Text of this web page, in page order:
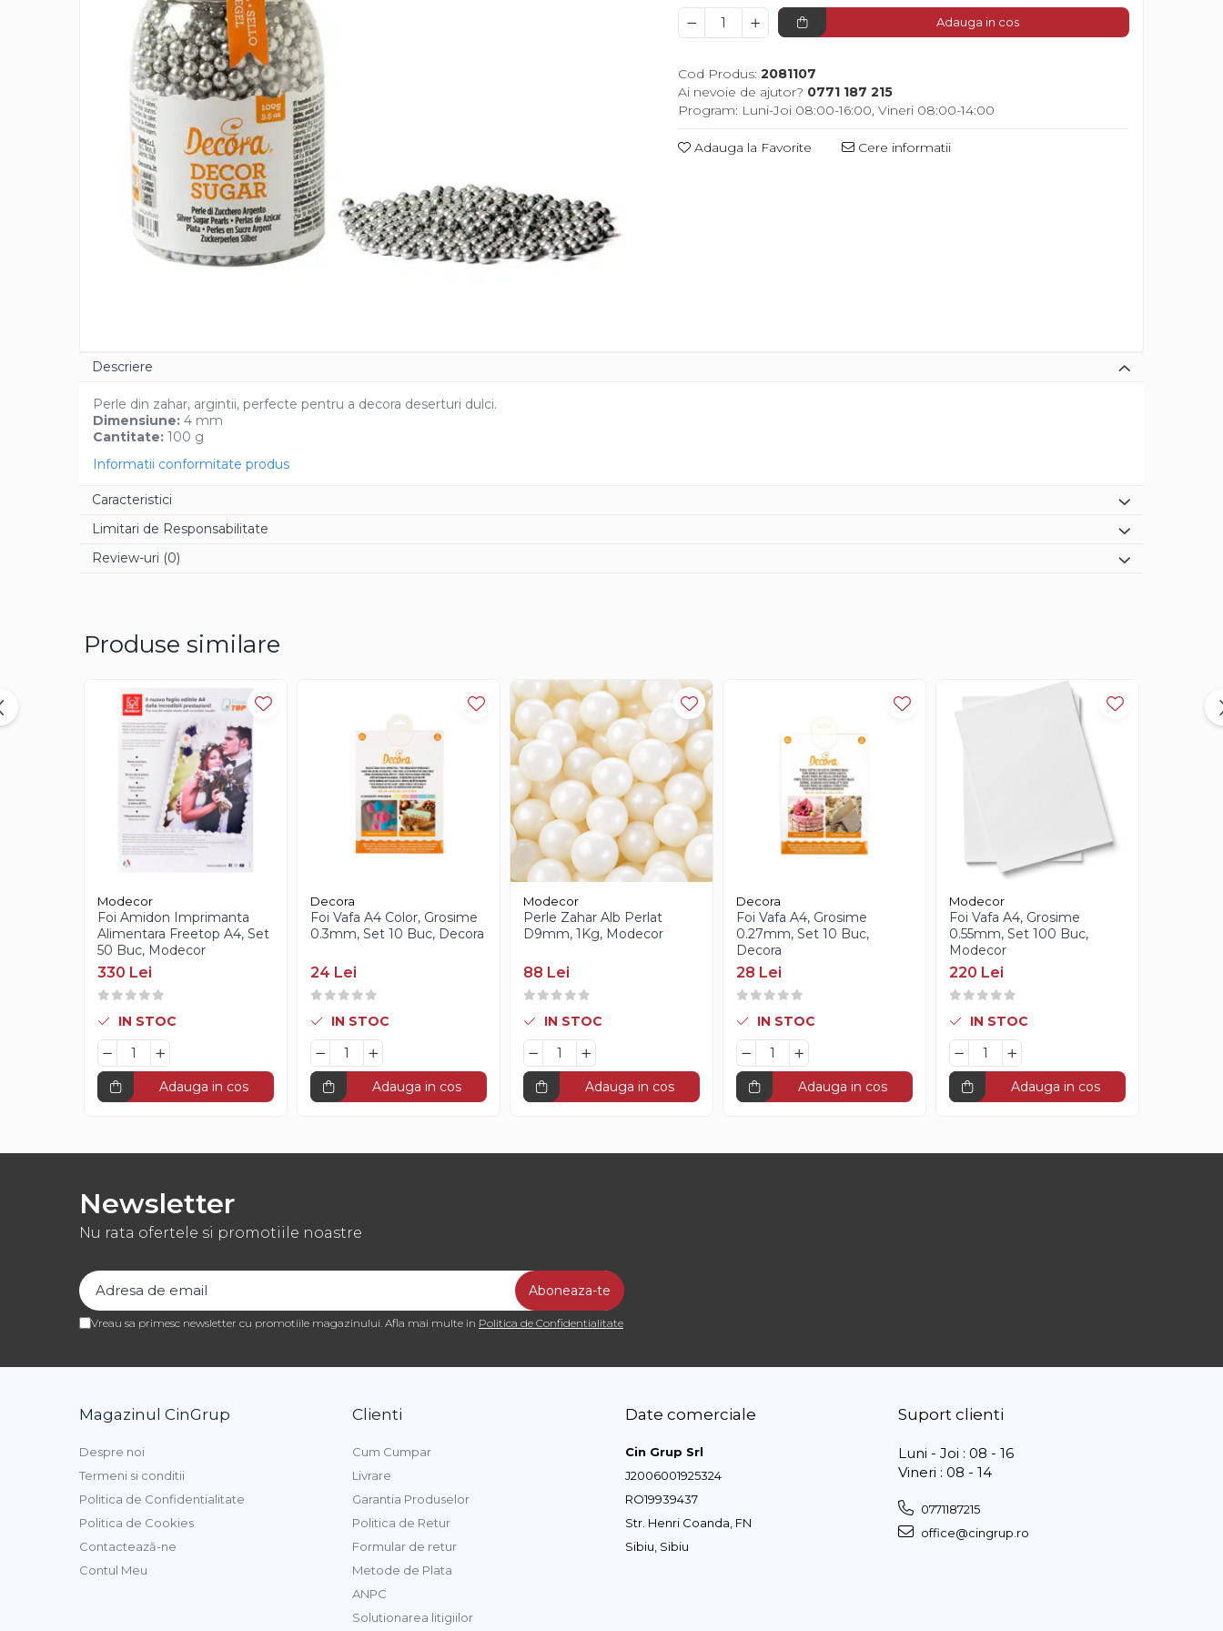
Cacao Barry Callebaut
Mixuri Pudra Crema Vanilie
Mixuri Pudra Cofetarie
Mixuri Pudra Inghetata
Mixuri Pudra Mousse
Aroma Vanilie
Crocant / Crumble
Lapte Condensat
Creme, Glazuri, Paste
Creme Umpluturi
Creme inainte Coacere
Creme dupa Coacere
Paste Aromatizante
Pasta de Fistic
Pasta de Vanilie
Pasta de Fructe
Paste Inghetata cu Lapte
Creme Tartinabile
Creme de Fructe
Umpluturi de Fructe
Pasta de Fistic
Pasta de Vanilie
Pasta de Fructe
Variegato Ciocolata
Variegato Fructe
Topping
Coji de Tarte
Panificatie
Adauga in cos
Cod Produs: 2081107
Ai nevoie de ajutor? 0771 187 215
Program: Luni-Joi 08:00-16:00, Vineri 08:00-14:00
Adauga la Favorite Cere informatii
Descriere
Perle din zahar, argintii, perfecte pentru a decora deserturi dulci.
Dimensiune: 4 mm
Cantitate: 100 g
Informatii conformitate produs
Caracteristici
Limitari de Responsabilitate
Review-uri (0)
Produse similare
Modecor
Foi Amidon Imprimanta
Alimentara Freetop A4, Set
50 Buc, Modecor
330 Lei
IN STOC
Adauga in cos
Decora
Foi Vafa A4 Color, Grosime
0.3mm, Set 10 Buc, Decora
24 Lei
IN STOC
Adauga in cos
Modecor
Perle Zahar Alb Perlat
D9mm, 1Kg, Modecor
88 Lei
IN STOC
Adauga in cos
Decora
Foi Vafa A4, Grosime
0.27mm, Set 10 Buc,
Decora
28 Lei
IN STOC
Adauga in cos
Modecor
Foi Vafa A4, Grosime
0.55mm, Set 100 Buc,
Modecor
220 Lei
IN STOC
Adauga in cos
Newsletter
Nu rata ofertele si promotiile noastre
Vreau sa primesc newsletter cu promotiile magazinului. Afla mai multe in Politica de Confidentialitate
Magazinul CinGrup
Despre noi
Termeni si conditii
Politica de Confidentialitate
Politica de Cookies
Contactează-ne
Contul Meu
Clienti
Cum Cumpar
Livrare
Garantia Produselor
Politica de Retur
Formular de retur
Metode de Plata
ANPC
Solutionarea litigiilor
Date comerciale
Cin Grup Srl
J2006001925324
RO19939437
Str. Henri Coanda, FN
Sibiu, Sibiu
Suport clienti
Luni - Joi : 08 - 16
Vineri : 08 - 14
0771187215
office@cingrup.ro